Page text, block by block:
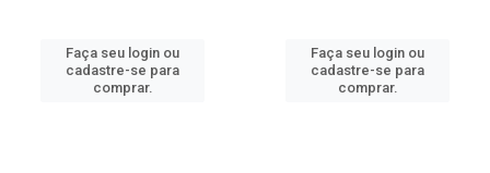
Faça seu login ou
cadastre-se para
comprar.
Faça seu login ou
cadastre-se para
comprar.